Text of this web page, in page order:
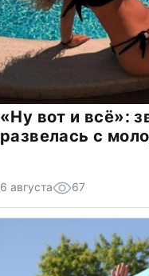
«Ну вот и всё»:
развелась с
6 августа 67